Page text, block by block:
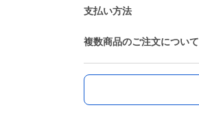
支払い方法
複数商品のご注文について